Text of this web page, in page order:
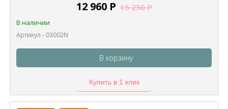
12 960 Р 15 250Р
В наличии
Артикул - 03002N
В корзину
Купить в 1 клик